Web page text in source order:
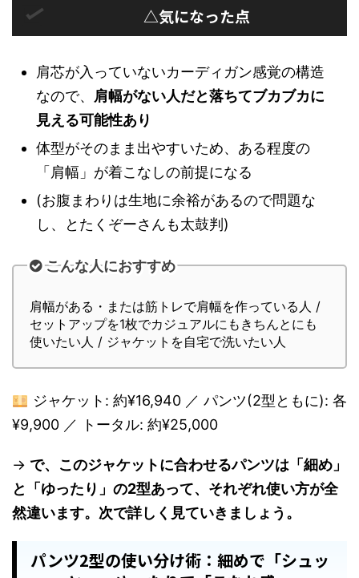
△気になった点
肩芯が入っていないカーディガン感覚の構造
なので、 肩幅がない人だと落ちてブカブカに
見える可能性あり
体型がそのまま出やすいため、ある程度の
「肩幅」が着こなしの前提になる
(お腹まわりは生地に余裕があるので問題な
し、とたくぞーさんも太鼓判)
こんな人におすすめ
肩幅がある・または筋トレで肩幅を作っている人 /
セットアップを1枚でカジュアルにもきちんとにも
使いたい人 / ジャケットを自宅で洗いたい人
ジャケット: 約¥16,940 ／ パンツ(2型ともに): 各
¥9,900 ／ トータル: 約¥25,000
→ で、このジャケットに合わせるパンツは「細め」
と「ゆったり」の2型あって、それぞれ使い方が全
然違います。次で詳しく見ていきましょう。
パンツ2型の使い分け術：細めで「シュッ